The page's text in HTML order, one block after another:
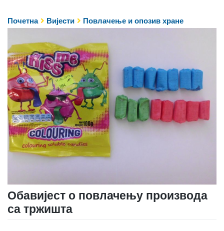
Почетна Вијести Повлачење и опозив хране
Обавијест о повлачењу производа
са тржишта